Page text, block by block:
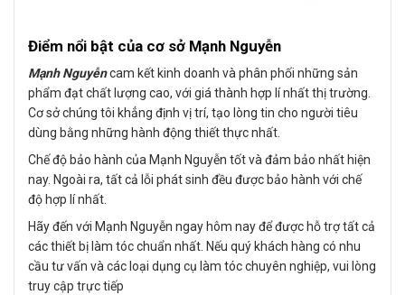
Điểm nổi bật của cơ sở Mạnh Nguyễn
Mạnh Nguyễncam kết kinh doanh và phân phối những sản
phẩm đạt chất lượng cao, với giá thành hợp lí nhất thị trường.
Cơ sở chúng tôi khẳng định vị trí, tạo lòng tin cho người tiêu
dùng bằng những hành động thiết thực nhất.
Chế độ bảo hành của Mạnh Nguyễn tốt và đảm bảo nhất hiện
nay. Ngoài ra, tất cả lỗi phát sinh đều được bảo hành với chế
độ hợp lí nhất.
Hãy đến với Mạnh Nguyễn ngay hôm nay để được hỗ trợ tất cả
các thiết bị làm tóc chuẩn nhất. Nếu quý khách hàng có nhu
cầu tư vấn và các loại dụng cụ làm tóc chuyên nghiệp, vui lòng
truy cập trực tiếp